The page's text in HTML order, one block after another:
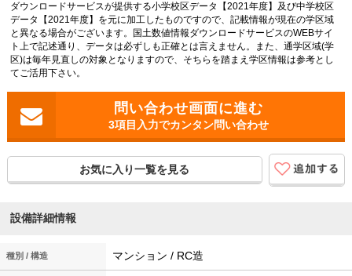
ダウンロードサービスが提供する小学校区データ【2021年度】及び中学校区
データ【2021年度】を元に加工したものですので、記載情報が現在の学区域
と異なる場合がございます。国土数値情報ダウンロードサービスのWEBサイ
ト上で記述通り、データは必ずしも正確とは言えません。また、通学区域(学
区)は毎年見直しの対象となりますので、そちらを踏まえ学区情報は参考とし
てご活用下さい。
3項目入力でカンタン問い合わせ
お気に入り一覧を見る
設備詳細情報
種別 / 構造 マンション / RC造